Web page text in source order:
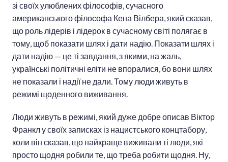
зі своїх улюблених філософів, сучасного
американського філософа Кена Вілбера, який сказав,
що роль лідерів і лідерок в сучасному світі полягає в
тому, щоб показати шлях і дати надію. Показати шлях і
дати надію — це ті завдання, з якими, на жаль,
українські політичні еліти не впоралися, бо вони шлях
не показали і надії не дали. Тому люди живуть в
режимі щоденного виживання.
Люди живуть в режимі, який дуже добре описав Віктор
Франкл у своїх записках із нацистського концтабору,
коли він сказав, що найкраще виживали ті люди, які
просто щодня робили те, що треба робити щодня. Ну,